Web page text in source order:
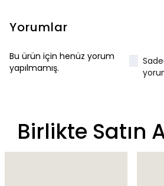
Yorumlar
Bu ürün için henüz yorum
yapılmamış.
Birlikte Satın